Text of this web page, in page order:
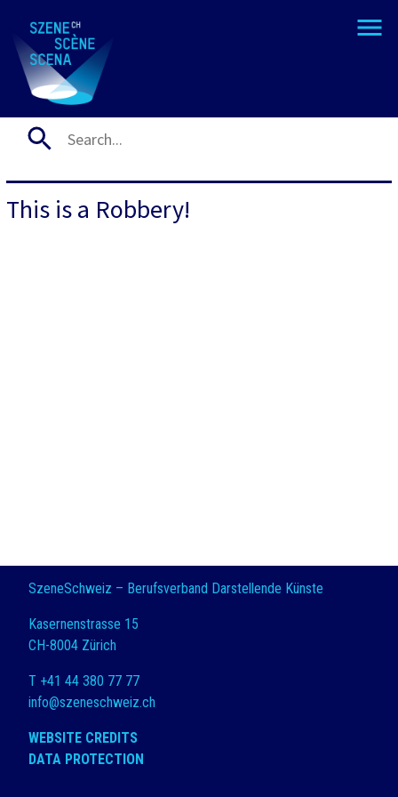
This is a Robbery!
SzeneSchweiz – Berufsverband Darstellende Künste
Kasernenstrasse 15
CH-8004 Zürich
T +41 44 380 77 77
info@szeneschweiz.ch
WEBSITE CREDITS
DATA PROTECTION